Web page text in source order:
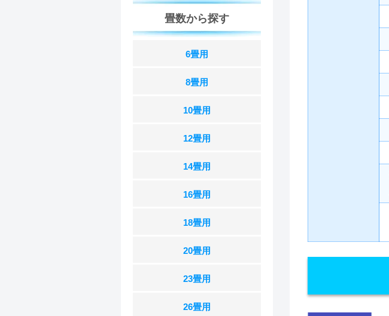
畳数から探す
6畳用
8畳用
10畳用
12畳用
14畳用
16畳用
18畳用
20畳用
23畳用
26畳用